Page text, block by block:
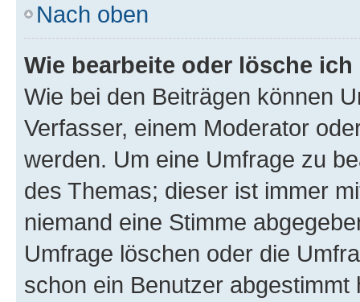
Nach oben
Wie bearbeite oder lösche
Wie bei den Beiträgen können
Verfasser, einem Moderator
werden. Um eine Umfrage zu
des Themas; dieser ist immer
niemand eine Stimme
Umfrage löschen oder die
schon ein Benutzer